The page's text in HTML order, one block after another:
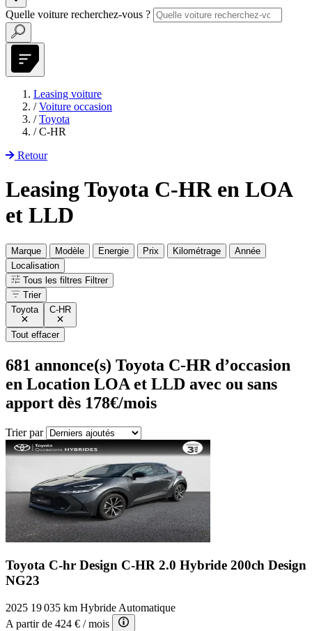
Quelle voiture recherchez-vous ?
Leasing voiture
/ Voiture occasion
/ Toyota
/ C-HR
Retour
Leasing Toyota C-HR en LOA
et LLD
Marque Modèle Energie Prix Kilométrage
Année
Localisation
Tous les filtres Filtrer
Trier
Toyota
C-HR
Tout effacer
681 annonce(s) Toyota C-HR d’occasion
en Location LOA et LLD avec ou sans
apport dès 178€/mois
Trier par
Toyota C-hr Design C-HR 2.0 Hybride 200ch Design
NG23
2025 19 035 km Hybride Automatique
A partir de 424 € / mois